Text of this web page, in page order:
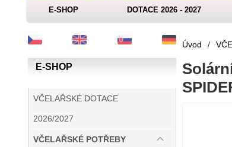
E-SHOP DOTACE 2026 - 2027
E-SHOP
VČELAŘSKÉ DOTACE
2026/2027
VČELAŘSKÉ POTŘEBY
Úvod /